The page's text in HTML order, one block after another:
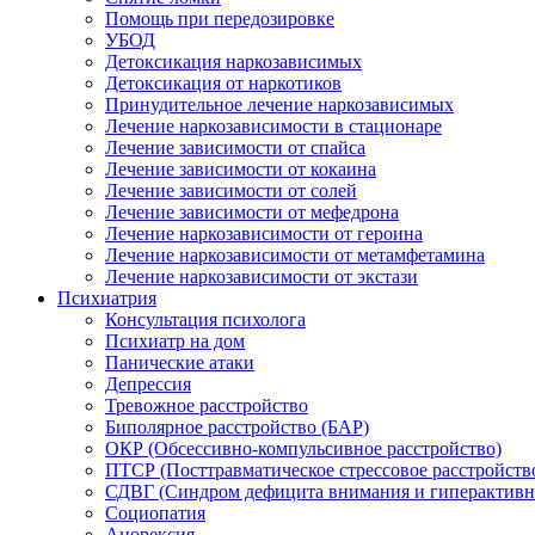
Помощь при передозировке
УБОД
Детоксикация наркозависимых
Детоксикация от наркотиков
Принудительное лечение наркозависимых
Лечение наркозависимости в стационаре
Лечение зависимости от спайса
Лечение зависимости от кокаина
Лечение зависимости от солей
Лечение зависимости от мефедрона
Лечение наркозависимости от героина
Лечение наркозависимости от метамфетамина
Лечение наркозависимости от экстази
Психиатрия
Консультация психолога
Психиатр на дом
Панические атаки
Депрессия
Тревожное расстройство
Биполярное расстройство (БАР)
ОКР (Обсессивно-компульсивное расстройство)
ПТСР (Посттравматическое стрессовое
СДВГ (Синдром дефицита внимания и
Социопатия